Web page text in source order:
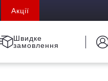
Акції
Швидке
замовлення